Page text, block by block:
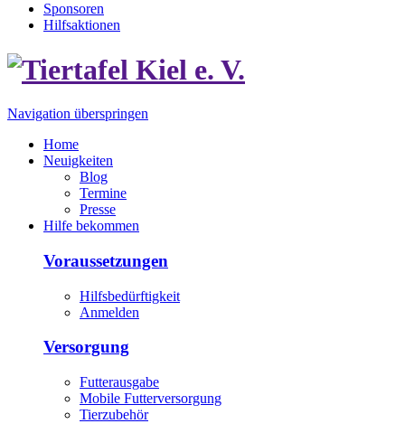
Sponsoren
Hilfsaktionen
Navigation überspringen
Home
Neuigkeiten
Blog
Termine
Presse
Hilfe bekommen
Voraussetzungen
Hilfsbedürftigkeit
Anmelden
Versorgung
Futterausgabe
Mobile Futterversorgung
Tierzubehör